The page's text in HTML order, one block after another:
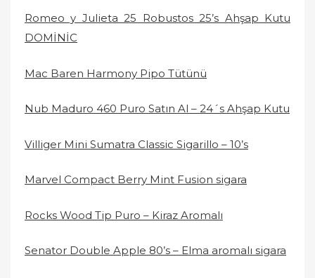
Romeo y Julieta 25 Robustos 25’s Ahşap Kutu
DOMİNİC
Mac Baren Harmony Pipo Tütünü
Nub Maduro 460 Puro Satın Al – 24´s Ahşap Kutu
Villiger Mini Sumatra Classic Sigarillo – 10’s
Marvel Compact Berry Mint Fusion sigara
Rocks Wood Tip Puro – Kiraz Aromalı
Senator Double Apple 80’s – Elma aromalı sigara